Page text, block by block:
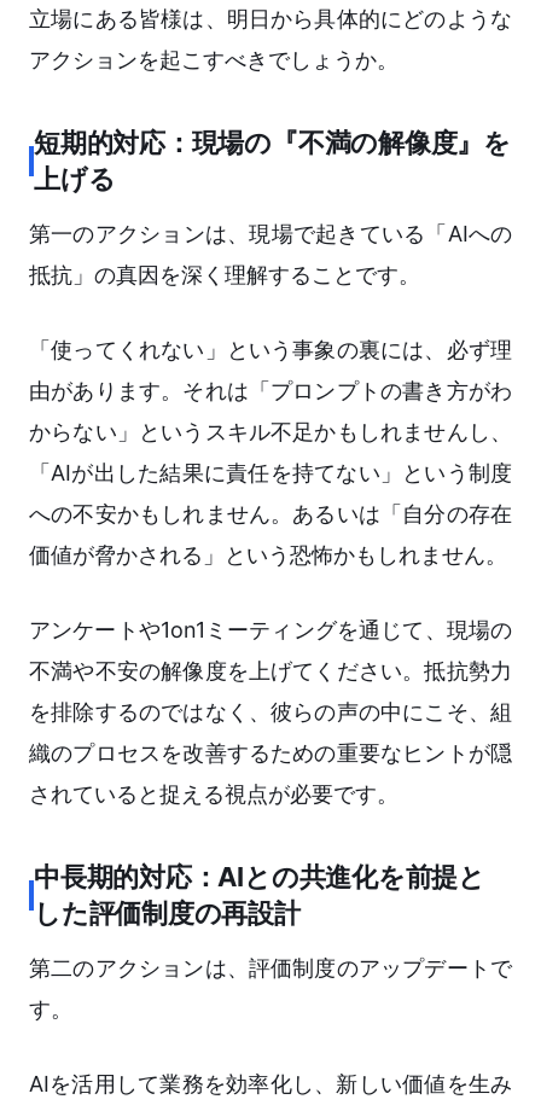
立場にある皆様は、明日から具体的にどのような
アクションを起こすべきでしょうか。
短期的対応：現場の『不満の解像度』を
上げる
第一のアクションは、現場で起きている「AIへの
抵抗」の真因を深く理解することです。
「使ってくれない」という事象の裏には、必ず理
由があります。それは「プロンプトの書き方がわ
からない」というスキル不足かもしれませんし、
「AIが出した結果に責任を持てない」という制度
への不安かもしれません。あるいは「自分の存在
価値が脅かされる」という恐怖かもしれません。
アンケートや1on1ミーティングを通じて、現場の
不満や不安の解像度を上げてください。抵抗勢力
を排除するのではなく、彼らの声の中にこそ、組
織のプロセスを改善するための重要なヒントが隠
されていると捉える視点が必要です。
中長期的対応：AIとの共進化を前提と
した評価制度の再設計
第二のアクションは、評価制度のアップデートで
す。
AIを活用して業務を効率化し、新しい価値を生み